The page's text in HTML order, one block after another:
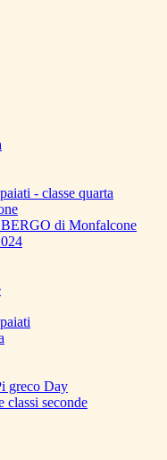
- classe quarta
di Monfalcone
greco Day
classi seconde